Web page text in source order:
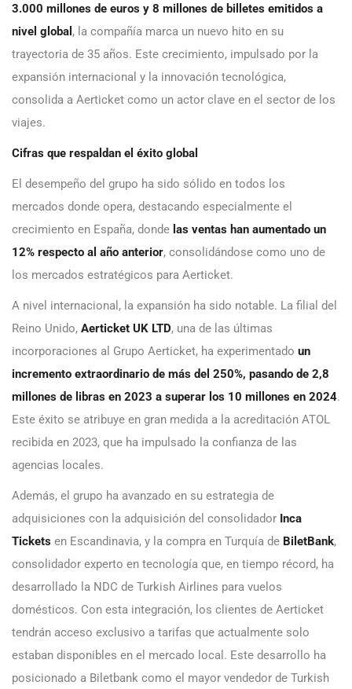
3.000 millones de euros y 8 millones de billetes emitidos a
nivel global , la compañía marca un nuevo hito en su
trayectoria de 35 años. Este crecimiento, impulsado por la
expansión internacional y la innovación tecnológica,
consolida a Aerticket como un actor clave en el sector de los
viajes.
Cifras que respaldan el éxito global
El desempeño del grupo ha sido sólido en todos los
mercados donde opera, destacando especialmente el
crecimiento en España, donde las ventas han aumentado un
12% respecto al año anterior, consolidándose como uno de
los mercados estratégicos para Aerticket.
A nivel internacional, la expansión ha sido notable. La filial del
Reino Unido, Aerticket UK LTD, una de las últimas
incorporaciones al Grupo Aerticket, ha experimentado un
incremento extraordinario de más del 250%, pasando de 2,8
millones de libras en 2023 a superar los 10 millones en 2024.
Este éxito se atribuye en gran medida a la acreditación ATOL
recibida en 2023, que ha impulsado la confianza de las
agencias locales.
Además, el grupo ha avanzado en su estrategia de
adquisiciones con la adquisición del consolidador Inca
Tickets en Escandinavia, y la compra en Turquía de BiletBank,
consolidador experto en tecnología que, en tiempo récord, ha
desarrollado la NDC de Turkish Airlines para vuelos
domésticos. Con esta integración, los clientes de Aerticket
tendrán acceso exclusivo a tarifas que actualmente solo
estaban disponibles en el mercado local. Este desarrollo ha
posicionado a Biletbank como el mayor vendedor de Turkish